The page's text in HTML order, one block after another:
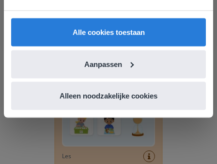
Alle cookies toestaan
Aanpassen
Alleen noodzakelijke cookies
Ontdek meer!
Dagschema kleuters: Algemeen
Les
English
Nederland